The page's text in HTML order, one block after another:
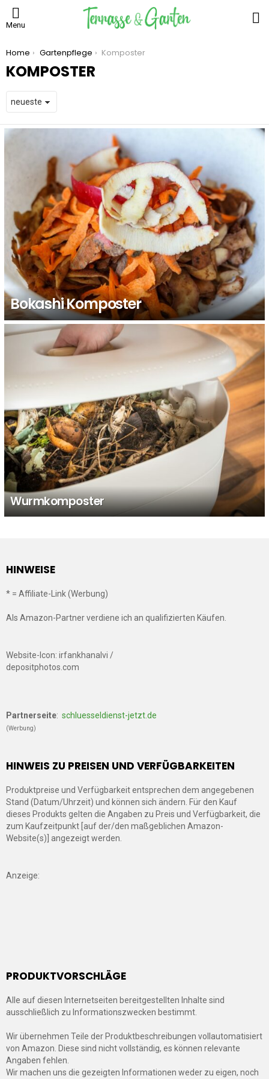
Menu
You are here:
Home Gartenpflege Komposter
KOMPOSTER
LATEST
STORIES
Bokashi Komposter
Wurmkomposter
HINWEISE
* = Affiliate-Link (Werbung)
Als Amazon-Partner verdiene ich an qualifizierten Käufen.
Website-Icon: irfankhanalvi /
depositphotos.com
Partnerseite: schluesseldienst-jetzt.de
(Werbung)
HINWEIS ZU PREISEN UND VERFÜGBARKEITEN
Produktpreise und Verfügbarkeit entsprechen dem angegebenen
Stand (Datum/Uhrzeit) und können sich ändern. Für den Kauf
dieses Produkts gelten die Angaben zu Preis und Verfügbarkeit, die
zum Kaufzeitpunkt [auf der/den maßgeblichen Amazon-
Website(s)] angezeigt werden.
Anzeige:
PRODUKTVORSCHLÄGE
Alle auf diesen Internetseiten bereitgestellten Inhalte sind
ausschließlich zu Informationszwecken bestimmt.
Wir übernehmen Teile der Produktbeschreibungen vollautomatisiert
von Amazon. Diese sind nicht vollständig, es können relevante
Angaben fehlen.
Wir machen uns die gezeigten Informationen weder zu eigen, noch